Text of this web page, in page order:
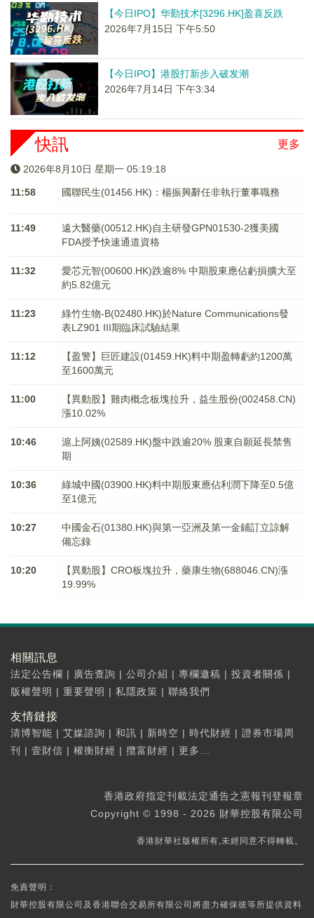
【今日IPO】华勤技术[3296.HK]盈喜反跌
2026年7月15日 下午5:50
【今日IPO】港股打新步入破发潮
2026年7月14日 下午3:34
更多
快訊
2026年8月10日 星期一 05:19:18
11:58 國聯民生(01456.HK)：楊振興辭任非執行董事職務
11:49
遠大醫藥(00512.HK)自主研發GPN01530-2獲美國
FDA授予快速通道資格
11:32
愛芯元智(00600.HK)跌逾8% 中期股東應佔虧損擴大至
約5.82億元
11:23
綠竹生物-B(02480.HK)於Nature Communications發
表LZ901 III期臨床試驗結果
11:12
【盈警】巨匠建設(01459.HK)料中期盈轉虧約1200萬
至1600萬元
11:00
【異動股】雞肉概念板塊拉升，益生股份(002458.CN)
漲10.02%
10:46
滬上阿姨(02589.HK)盤中跌逾20% 股東自願延長禁售
期
10:36
綠城中國(03900.HK)料中期股東應佔利潤下降至0.5億
至1億元
10:27
中國金石(01380.HK)與第一亞洲及第一金鋪訂立諒解
備忘錄
10:20
【異動股】CRO板塊拉升，藥康生物(688046.CN)漲
19.99%
相關訊息
法定公告欄 | 廣告查詢 | 公司介紹 | 專欄邀稿 | 投資者關係 |
版權聲明 | 重要聲明 | 私隱政策 | 聯絡我們
友情鏈接
清博智能 | 艾媒諮詢 | 和訊 | 新時空 | 時代財經 | 證券市場周
刊
| 壹財信 | 權衡財經 | 攬富財經 | 更多...
香港政府指定刊載法定通告之憲報刊登報章
Copyright © 1998 - 2026 財華控股有限公司
香港財華社版權所有,未經同意不得轉載。
免責聲明：
財華控股有限公司及香港聯合交易所有限公司將盡力確保彼等所提供資料